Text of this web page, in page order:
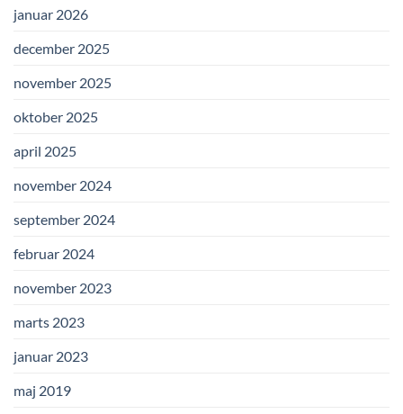
januar 2026
december 2025
november 2025
oktober 2025
april 2025
november 2024
september 2024
februar 2024
november 2023
marts 2023
januar 2023
maj 2019